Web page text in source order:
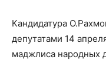
Кандидатура
депутатами 14
маджлиса народных